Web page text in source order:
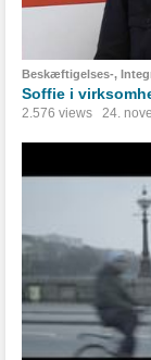
Beskæftigelses-,
Soffie i
2.576 views 24.